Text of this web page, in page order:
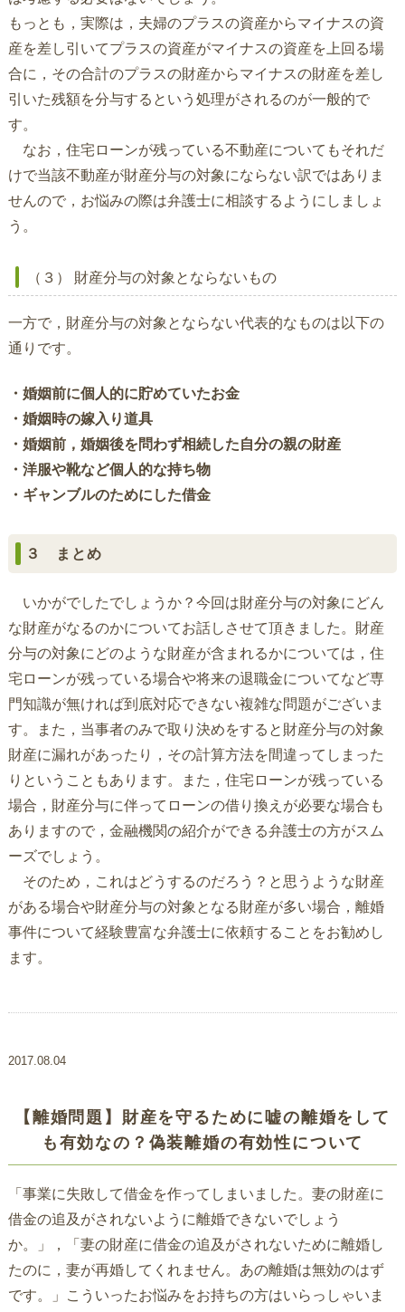
もっとも，実際は，夫婦のプラスの資産からマイナスの資
産を差し引いてプラスの資産がマイナスの資産を上回る場
合に，その合計のプラスの財産からマイナスの財産を差し
引いた残額を分与するという処理がされるのが一般的で
す。
なお，住宅ローンが残っている不動産についてもそれだ
けで当該不動産が財産分与の対象にならない訳ではありま
せんので，お悩みの際は弁護士に相談するようにしましょ
う。
（３） 財産分与の対象とならないもの
一方で，財産分与の対象とならない代表的なものは以下の
通りです。
・婚姻前に個人的に貯めていたお金
・婚姻時の嫁入り道具
・婚姻前，婚姻後を問わず相続した自分の親の財産
・洋服や靴など個人的な持ち物
・ギャンブルのためにした借金
３ まとめ
いかがでしたでしょうか？今回は財産分与の対象にどん
な財産がなるのかについてお話しさせて頂きました。財産
分与の対象にどのような財産が含まれるかについては，住
宅ローンが残っている場合や将来の退職金についてなど専
門知識が無ければ到底対応できない複雑な問題がございま
す。また，当事者のみで取り決めをすると財産分与の対象
財産に漏れがあったり，その計算方法を間違ってしまった
りということもあります。また，住宅ローンが残っている
場合，財産分与に伴ってローンの借り換えが必要な場合も
ありますので，金融機関の紹介ができる弁護士の方がスム
ーズでしょう。
そのため，これはどうするのだろう？と思うような財産
がある場合や財産分与の対象となる財産が多い場合，離婚
事件について経験豊富な弁護士に依頼することをお勧めし
ます。
2017.08.04
【離婚問題】財産を守るために嘘の離婚をして
も有効なの？偽装離婚の有効性について
「事業に失敗して借金を作ってしまいました。妻の財産に
借金の追及がされないように離婚できないでしょう
か。」，「妻の財産に借金の追及がされないために離婚し
たのに，妻が再婚してくれません。あの離婚は無効のはず
です。」こういったお悩みをお持ちの方はいらっしゃいま